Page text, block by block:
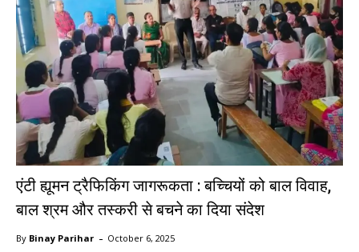
एंटी ह्यूमन ट्रैफिकिंग जागरूकता : बच्चियों को बाल विवाह,
बाल श्रम और तस्करी से बचने का दिया संदेश
By Binay Parihar - October 6, 2025